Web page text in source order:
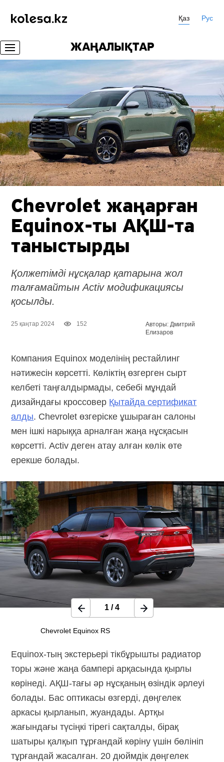
Қаз Рус
ЖАҢАЛЫҚТАР
Chevrolet жаңарған
Equinox-ты АҚШ-та
таныстырды
Қолжетімді нұсқалар қатарына жол
талғамайтын Activ модификациясы
қосылды.
25 қаңтар 2024 152
Авторы: Дмитрий
Елизаров
Компания Equinox моделінің рестайлинг
нәтижесін көрсетті. Көліктің өзгерген сырт
келбеті таңғалдырмады, себебі мұндай
дизайндағы кроссовер Қытайда сертификат
алды. Chevrolet өзгеріске ұшыраған салоны
мен ішкі нарыққа арналған жаңа нұсқасын
көрсетті. Activ деген атау алған көлік өте
ерекше болады.
Chevrolet Equinox RS
1 /4
Equinox-тың экстерьері тікбұрышты радиатор
торы және жаңа бампері арқасында қырлы
көрінеді.АҚШ-тағы әр нұсқаның өзіндік әрлеуі
болады. Бас оптикасы өзгерді, дөңгелек
аркасы қырланып, жуандады. Артқы
жағындағы түсіңкі тірегі сақталды, бірақ
шатыры қалқып тұрғандай көріну үшін бөлініп
тұрғандай жасалған. 20 дюймдік дөңгелек